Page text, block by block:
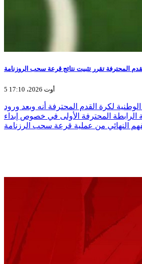
المحترفة تقرر تثبيت نتائج قرعة سحب الروزنامة
5 أوت 2026، 17:10
لكرة القدم المحترفة أنه وبعد ورود
الرابطة المحترفة الأولى في خصوص إبداء